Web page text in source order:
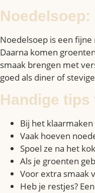
Noedelsoep is een
Daarna komen
smaak brengen met
goed als diner of
Handige
Bij het
Vaak hoeven
Spoel ze na het
Als je groenten
Voor extra smaak
Heb je restjes?